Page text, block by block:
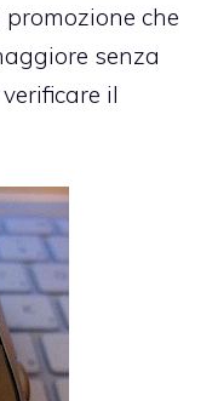
che
senza
il